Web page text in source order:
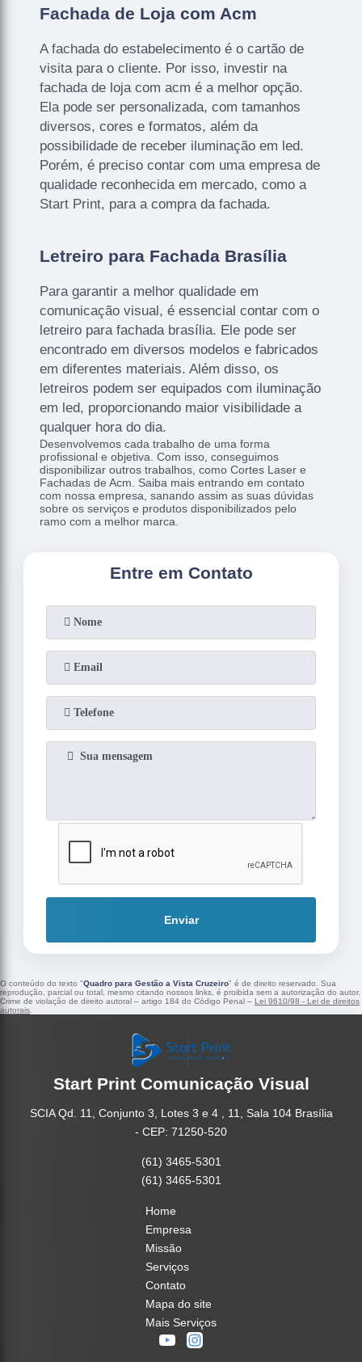
Fachada de Loja com Acm
A fachada do estabelecimento é o cartão de
visita para o cliente. Por isso, investir na
fachada de loja com acm é a melhor opção.
Ela pode ser personalizada, com tamanhos
diversos, cores e formatos, além da
possibilidade de receber iluminação em led.
Porém, é preciso contar com uma empresa de
qualidade reconhecida em mercado, como a
Start Print, para a compra da fachada.
Letreiro para Fachada Brasília
Para garantir a melhor qualidade em
comunicação visual, é essencial contar com o
letreiro para fachada brasília. Ele pode ser
encontrado em diversos modelos e fabricados
em diferentes materiais. Além disso, os
letreiros podem ser equipados com iluminação
em led, proporcionando maior visibilidade a
qualquer hora do dia.
Desenvolvemos cada trabalho de uma forma
profissional e objetiva. Com isso, conseguimos
disponibilizar outros trabalhos, como Cortes Laser e
Fachadas de Acm. Saiba mais entrando em contato
com nossa empresa, sanando assim as suas dúvidas
sobre os serviços e produtos disponibilizados pelo
ramo com a melhor marca.
Entre em Contato
Enviar
O conteúdo do texto "Quadro para Gestão a Vista Cruzeiro" é de direito reservado. Sua
reprodução, parcial ou total, mesmo citando nossos links, é proibida sem a autorização do autor.
Crime de violação de direito autoral – artigo 184 do Código Penal – Lei 9610/98 - Lei de direitos
autorais
Start Print Comunicação Visual
SCIA Qd. 11, Conjunto 3, Lotes 3 e 4 , 11, Sala 104 Brasília
- CEP: 71250-520
(61) 3465-5301
(61) 3465-5301
Home
Empresa
Missão
Serviços
Contato
Mapa do site
Mais Serviços